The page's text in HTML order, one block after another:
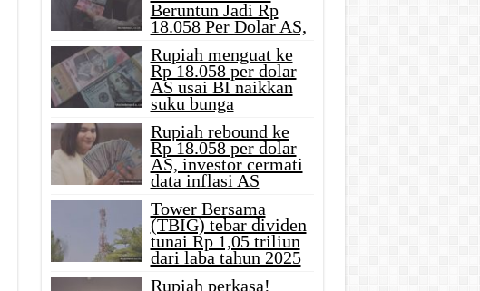
Beruntun Jadi Rp
18.058 Per Dolar AS,
Rupiah menguat ke
Rp 18.058 per dolar
AS usai BI naikkan
suku bunga
Rupiah rebound ke
Rp 18.058 per dolar
AS, investor cermati
data inflasi AS
Tower Bersama
(TBIG) tebar dividen
tunai Rp 1,05 triliun
dari laba tahun 2025
Rupiah perkasa!